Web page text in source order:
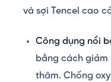
và sợi Tencel cao
Công dụng nổi
bằng cách giảm
thâm. Chống